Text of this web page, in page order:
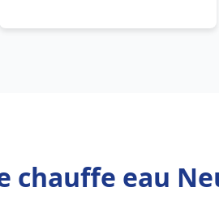
eau